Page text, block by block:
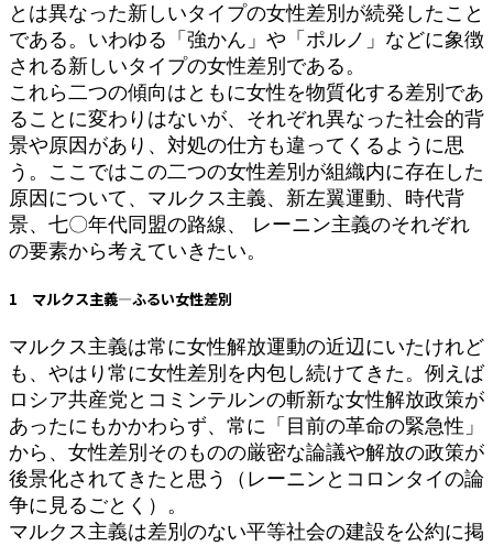
とは異なった新しいタイプの女性差別が続発したこと
である。いわゆる「強かん」や「ポルノ」などに象徴
される新しいタイプの女性差別である。
これら二つの傾向はともに女性を物質化する差別であ
ることに変わりはないが、それぞれ異なった社会的背
景や原因があり、対処の仕方も違ってくるように思
う。ここではこの二つの女性差別が組織内に存在した
原因について、マルクス主義、新左翼運動、時代背
景、七〇年代同盟の路線、 レーニン主義のそれぞれ
の要素から考えていきたい。
1 マルクス主義―ふるい女性差別
マルクス主義は常に女性解放運動の近辺にいたけれど
も、やはり常に女性差別を内包し続けてきた。例えば
ロシア共産党とコミンテルンの斬新な女性解放政策が
あったにもかかわらず、常に「目前の革命の緊急性」
から、女性差別そのものの厳密な論議や解放の政策が
後景化されてきたと思う（レーニンとコロンタイの論
争に見るごとく）。
マルクス主義は差別のない平等社会の建設を公約に掲